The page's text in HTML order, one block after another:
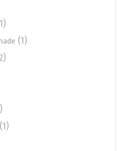
(1)
(1)